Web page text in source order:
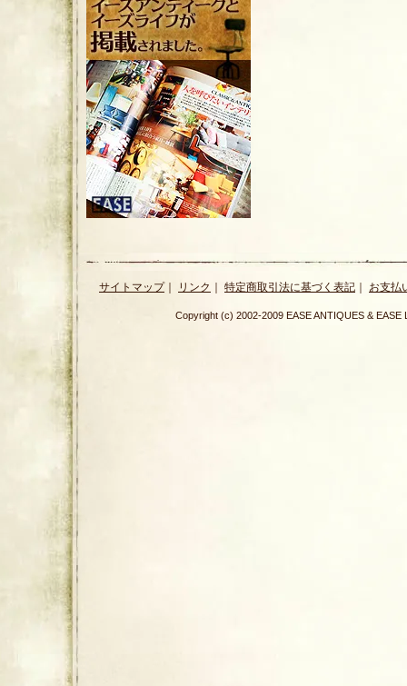
サイトマップ｜ リンク ｜ 特定商取引法に基づく表記 ｜ お支払
Copyright (c) 2002-2009 EASE ANTIQUES &